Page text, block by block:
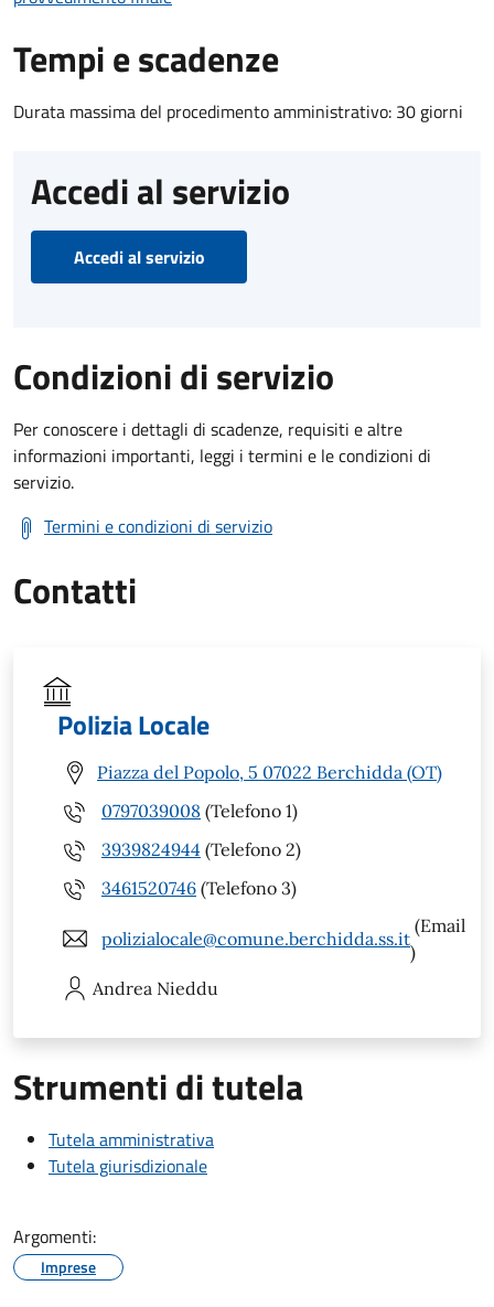
Tempi e scadenze
Durata massima del procedimento amministrativo: 30 giorni
Accedi al servizio
Accedi al servizio
Condizioni di servizio
Per conoscere i dettagli di scadenze, requisiti e altre
informazioni importanti, leggi i termini e le condizioni di
servizio.
Termini e condizioni di servizio
Contatti
Polizia Locale
Piazza del Popolo, 5 07022 Berchidda (OT)
0797039008 (Telefono 1)
3939824944 (Telefono 2)
3461520746 (Telefono 3)
polizialocale@comune.berchidda.ss.it
(Email
)
Andrea Nieddu
Strumenti di tutela
Tutela amministrativa
Tutela giurisdizionale
Argomenti:
Imprese